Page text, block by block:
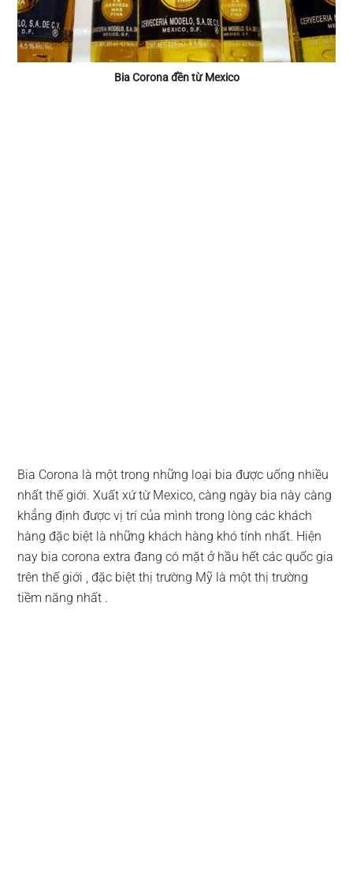
Bia Corona đền từ Mexico
Bia Corona là một trong những loại bia được uống nhiều
nhất thế giới. Xuất xứ từ Mexico, càng ngày bia này càng
khẳng định được vị trí của mình trong lòng các khách
hàng đặc biệt là những khách hàng khó tính nhất. Hiện
nay bia corona extra đang có mặt ở hầu hết các quốc gia
trên thế giới , đặc biệt thị trường Mỹ là một thị trường
tiềm năng nhất .